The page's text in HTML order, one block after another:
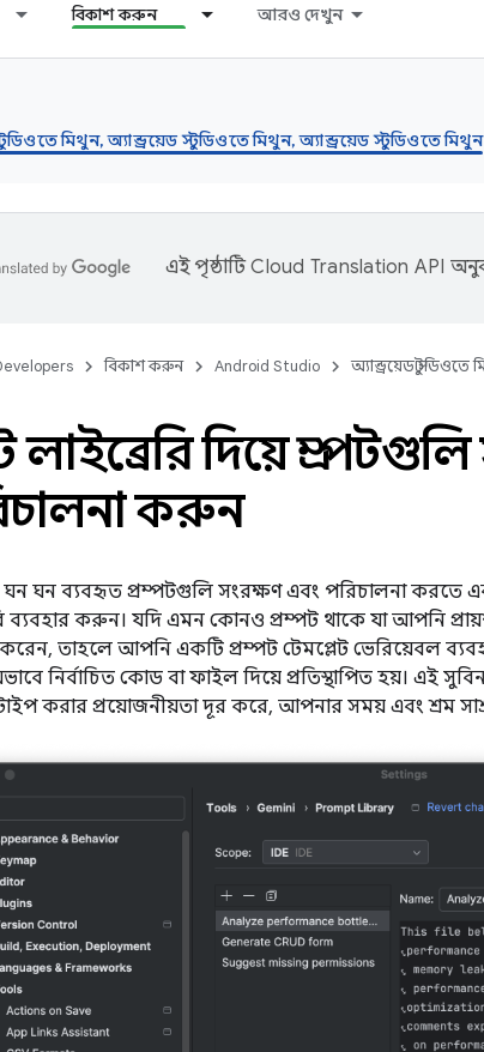
বিকাশ করুন আরও দেখুন
মিথুন, অ্যান্ড্রয়েড স্টুডিওতে মিথুন, অ্যান্ড্রয়েড স্টুডিওতে মিথুন
এই পৃষ্ঠাটিCloud Translation API
বিকাশ করুন Android Studio অ্যান্ড্রয়েড স্টুডিওতে
লাইব্রেরি দিয়ে
করুন
ঘন ব্যবহৃত প্রম্পটগুলি সংরক্ষণ এবং পরিচালনা করতে
ব্যবহার করুন। যদি এমন কোনও প্রম্পট থাকে যা আপনি
তাহলে আপনি একটি প্রম্পট টেমপ্লেট ভেরিয়েবল
নির্বাচিত কোড বা ফাইল দিয়ে প্রতিস্থাপিত হয়। এই
করার প্রয়োজনীয়তা দূর করে, আপনার সময় এবং শ্রম